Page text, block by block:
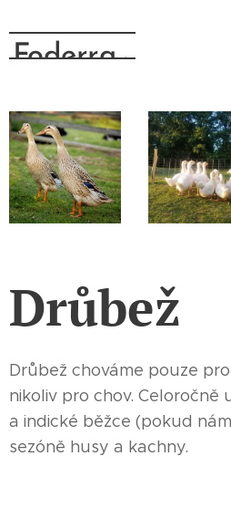
Foderra.cz
Drůbež
Drůbež chováme pouze
nikoliv pro chov. Celoročně
a indické běžce (pokud
sezóně husy a kachny.